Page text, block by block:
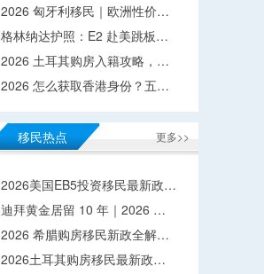
2026 匈牙利移民｜欧洲性价…
格林纳达护照：E2 赴美跳板…
2026 土耳其购房入籍攻略，…
2026 怎么获取香港身份？五…
更多>>
移民热点
2026美国EB5投资移民最新政…
迪拜黄金居留 10 年｜2026 …
2026 希腊购房移民新政全解…
2026土耳其购房移民最新政…